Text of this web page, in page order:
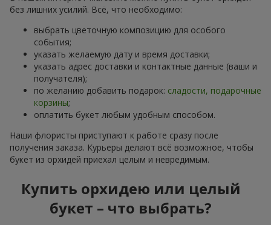
без лишних усилий. Всё, что необходимо:
выбрать цветочную композицию для особого
события;
указать желаемую дату и время доставки;
указать адрес доставки и контактные данные (ваши и
получателя);
по желанию добавить подарок: сладости, подарочные
корзины;
оплатить букет любым удобным способом.
Наши флористы приступают к работе сразу после
получения заказа. Курьеры делают всё возможное, чтобы
букет из орхидей приехал целым и невредимым.
Купить орхидею или целый
букет – что выбрать?